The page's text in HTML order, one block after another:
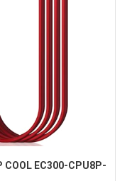
COOL EC300-CPU8P-